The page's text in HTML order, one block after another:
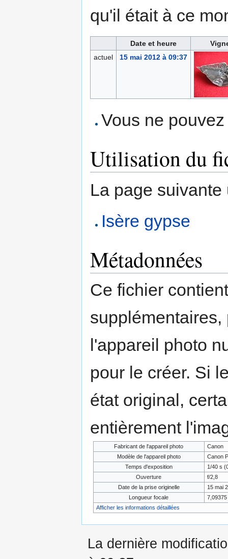
qu'il était à ce
Date et heure
actuel
15 mai 2012 à 09:37
Vous ne
Utilisation du
La page
Isère gypse
Métadonnées
Ce fichier
l'appareil photo
pour le créer. Si
état original,
entièrement
Fabricant de l'appareil photo
Canon
Modèle de l'appareil photo
Canon
Temps d'exposition
1/40 s
Ouverture
f/2,8
Date de la prise originelle
15 mai
Longueur focale
7,09375
Afficher les informations détaillées
La dernière